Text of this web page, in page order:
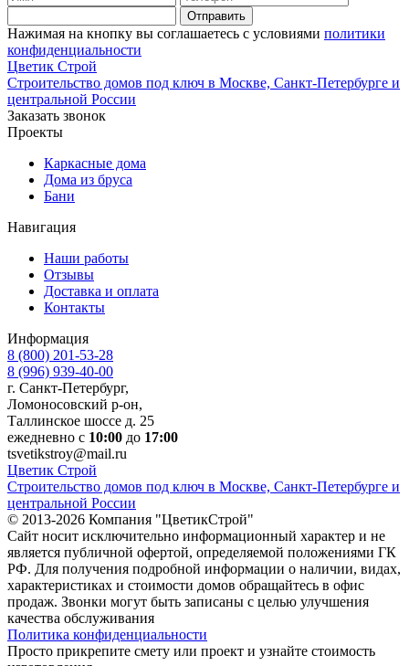
Нажимая на кнопку вы соглашаетесь с условиями политики
конфиденциальности
Цветик Строй
Строительство домов под ключ в Москве, Санкт-Петербурге и
центральной России
Заказать звонок
Проекты
Каркасные дома
Дома из бруса
Бани
Навигация
Наши работы
Отзывы
Доставка и оплата
Контакты
Информация
8 (800) 201-53-28
8 (996) 939-40-00
г. Санкт-Петербург,
Ломоносовский р-он,
Таллинское шоссе д. 25
ежедневно с 10:00 до 17:00
tsvetikstroy@mail.ru
Цветик Строй
Строительство домов под ключ в Москве, Санкт-Петербурге и
центральной России
© 2013-2026 Компания "ЦветикСтрой"
Сайт носит исключительно информационный характер и не
является публичной офертой, определяемой положениями ГК
РФ. Для получения подробной информации о наличии, видах,
характеристиках и стоимости домов обращайтесь в офис
продаж. Звонки могут быть записаны с целью улучшения
качества обслуживания
Политика конфиденциальности
Просто прикрепите смету или проект и узнайте стоимость